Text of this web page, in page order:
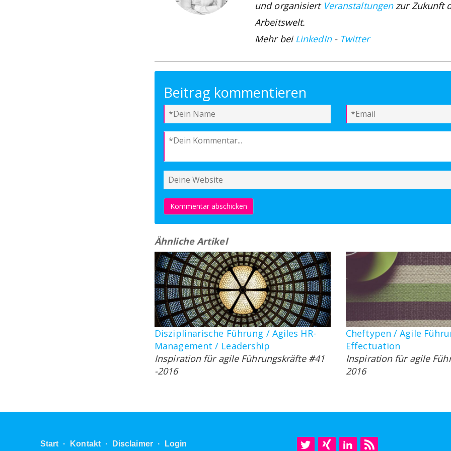
und organisiert Veranstaltungenzur Zukunft
Arbeitswelt.
Mehr beiLinkedIn- Twitter
Beitrag kommentieren
Kommentar abschicken
Ähnliche Artikel
Disziplinarische Führung / Agiles HR-
Management / Leadership
Inspiration für agile Führungskräfte #41
-2016
Cheftypen / Agile
Effectuation
Inspiration für agile
2016
Start · Kontakt · Disclaimer · Login